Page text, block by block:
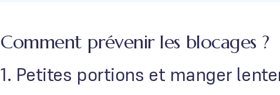
Comment prévenir les blocages ?
1. Petites portions et manger